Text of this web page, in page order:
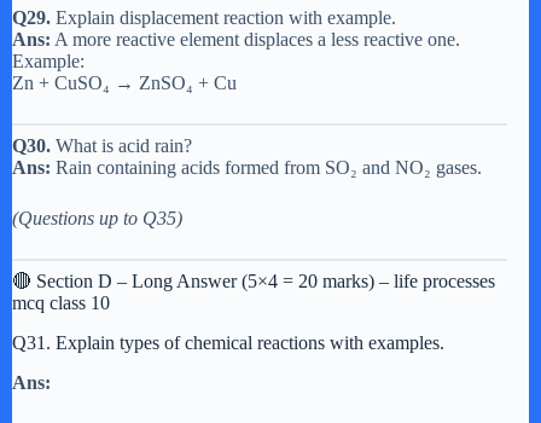
Q29. Explain displacement reaction with example.
Ans: A more reactive element displaces a less reactive one.
Example:
Zn + CuSO₄ → ZnSO₄ + Cu
Q30. What is acid rain?
Ans: Rain containing acids formed from SO₂ and NO₂ gases.
(Questions up to Q35)
🔴 Section D – Long Answer (5×4 = 20 marks) – life processes
mcq class 10
Q31. Explain types of chemical reactions with examples.
Ans: